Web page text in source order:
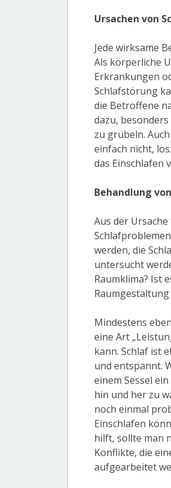
Ursachen von
Jede wirksame
Als körperliche
Erkrankungen
Schlafstörung
die Betroffene
dazu,
zu grübeln.
einfach nicht,
das Einschlafen
Behandlung
Aus der
werden, die
untersucht
Raumklima? Ist
Mindestens
eine Art
kann. Schlaf ist
und entspannt.
einem Sessel
hin und her zu
noch einmal
Einschlafen
hilft, sollte man
Konflikte, die
aufgearbeitet